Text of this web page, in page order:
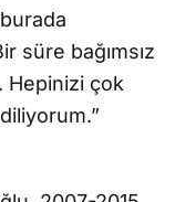
süre bağımsız
Hepinizi çok